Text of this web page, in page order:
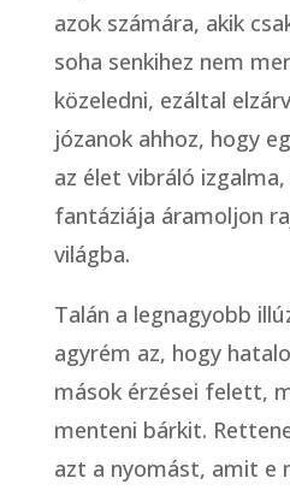
azok számára, akik
soha senkihez nem
közeledni, ezáltal
józanok ahhoz, hogy
az élet vibráló
fantáziája áramoljon
világba.
Talán a legnagyobb
agyrém az, hogy
mások érzései felett,
menteni bárkit.
azt a nyomást, amit e